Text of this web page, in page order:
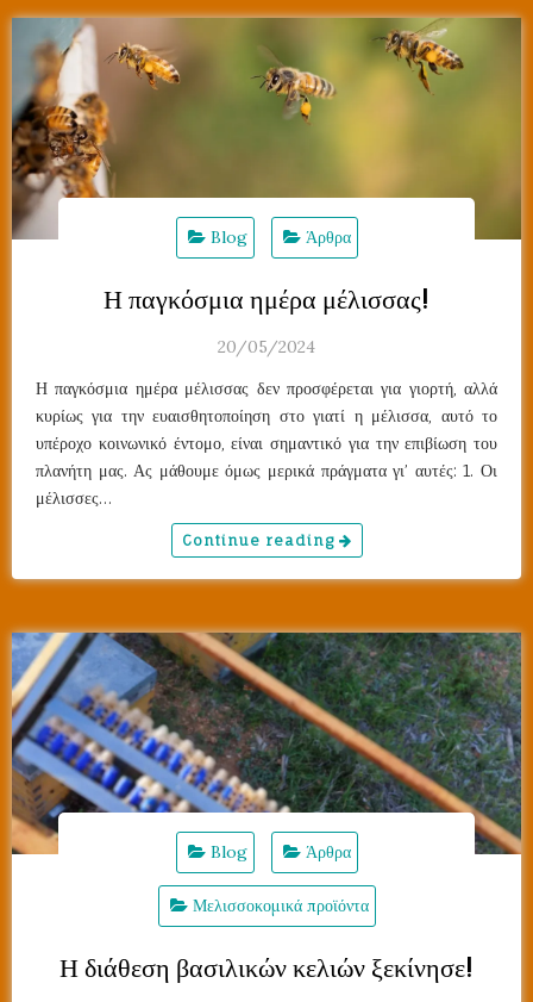
Blog Άρθρα
Η παγκόσμια ημέρα μέλισσας!
20/05/2024
Η παγκόσμια ημέρα μέλισσας δεν προσφέρεται για γιορτή, αλλά
κυρίως για την ευαισθητοποίηση στο γιατί η μέλισσα, αυτό το
υπέροχο κοινωνικό έντομο, είναι σημαντικό για την επιβίωση του
πλανήτη μας. Ας μάθουμε όμως μερικά πράγματα γι’ αυτές: 1. Οι
μέλισσες…
Continue reading
Blog Άρθρα
Μελισσοκομικά προϊόντα
Η διάθεση βασιλικών κελιών ξεκίνησε!